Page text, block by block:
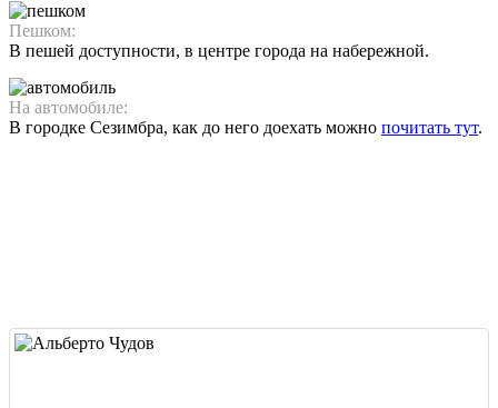
Пешком:
В пешей доступности, в центре города на набережной.
На автомобиле:
В городке Сезимбра, как до него доехать можно почитать тут.